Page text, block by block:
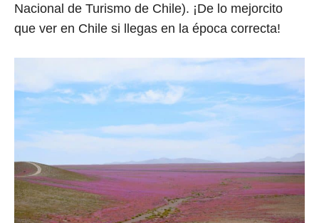
Nacional de Turismo de Chile). ¡De lo mejorcito
que ver en Chile si llegas en la época correcta!